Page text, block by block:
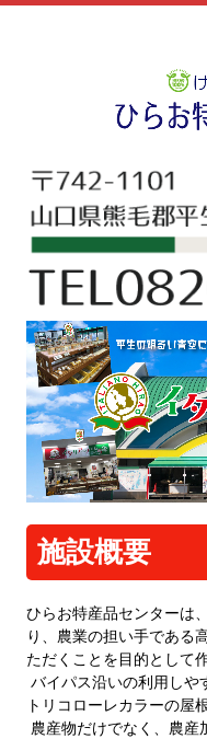
農産品
畜産品
加工食品
水産加工品
その他
お知らせ
施設概要
生産者の方々へ
施設概要
ひらお特産品センターは
り、農業の担い手である
ただくことを目的として
バイパス沿いの利用しや
トリコローレカラーの屋
農産物だけでなく、農産